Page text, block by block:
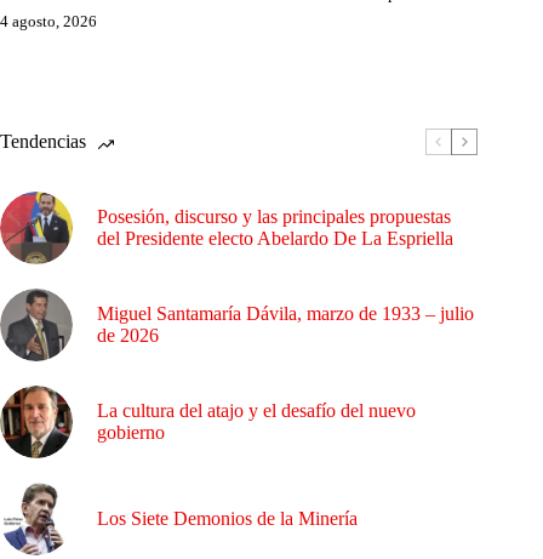
4 agosto, 2026
Tendencias
Posesión, discurso y las principales propuestas
del Presidente electo Abelardo De La Espriella
Miguel Santamaría Dávila, marzo de 1933 – julio
de 2026
La cultura del atajo y el desafío del nuevo
gobierno
Los Siete Demonios de la Minería